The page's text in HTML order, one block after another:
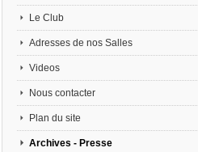
Le Club
Adresses de nos Salles
Videos
Nous contacter
Plan du site
Archives - Presse